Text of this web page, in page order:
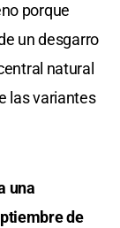
porque
un desgarro
natural
las variantes
una
de